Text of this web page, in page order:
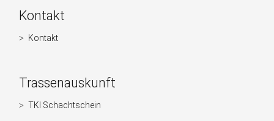
Kontakt
Navigation
Kontakt
Trassenauskunft
Navigation
TKI Schachtschein